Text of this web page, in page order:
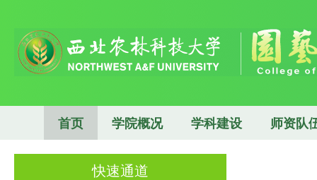
首页 学院概况 学科建设 师资队
快速通道